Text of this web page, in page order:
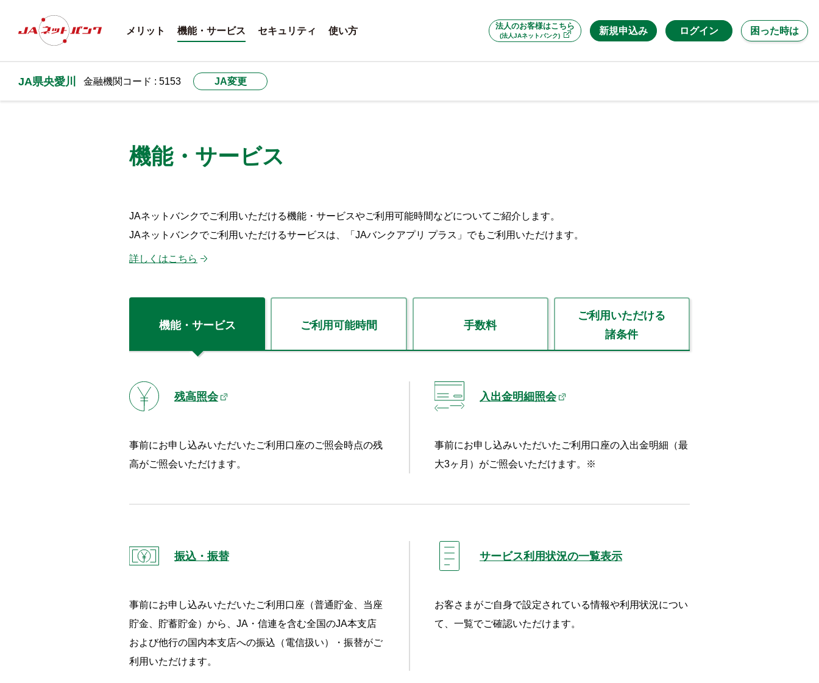
法人のお客様はこちら
(法人JAネットバンク) 新規申込み
メリット 機能・サービス セキュリティ 使い方 ログイン 困った時は
JA県央愛川 金融機関コード : 5153 JA変更
機能・サービス
JAネットバンクでご利用いただける機能・サービスやご利用可能時間などについてご紹介します。
JAネットバンクでご利用いただけるサービスは、「JAバンクアプリ プラス」でもご利用いただけます。
詳しくはこちら
機能・サービス ご利用可能時間 手数料
ご利用いただける
諸条件
残高照会
事前にお申し込みいただいたご利用口座のご照会時点の残
高がご照会いただけます。
入出金明細照会
事前にお申し込みいただいたご利用口座の入出金明細（最
大3ヶ月）がご照会いただけます。※
振込・振替
事前にお申し込みいただいたご利用口座（普通貯金、当座
貯金、貯蓄貯金）から、JA・信連を含む全国のJA本支店
および他行の国内本支店への振込（電信扱い）・振替がご
利用いただけます。
サービス利用状況の一覧表示
お客さまがご自身で設定されている情報や利用状況につい
て、一覧でご確認いただけます。